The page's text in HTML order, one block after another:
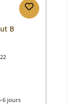
B
6 jours